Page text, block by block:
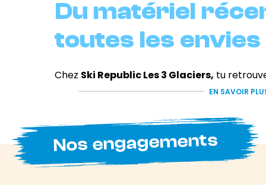
Du matériel
toutes les envies
Chez Ski Republic Les 3 Glaciers, tu
snowboards adaptés à tous les profils. Ski
équipe t’aide à choisir un matériel adapté à
Tous les équipementssont entretenus et
garantir confort, sécurité et sensations sur la
EN SAVOIR
Nos engagements